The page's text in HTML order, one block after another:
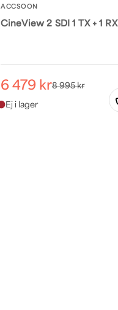
ACCSOON
CineView 2 SDI 1 TX + 1 RX
8 995 kr
6 479 kr